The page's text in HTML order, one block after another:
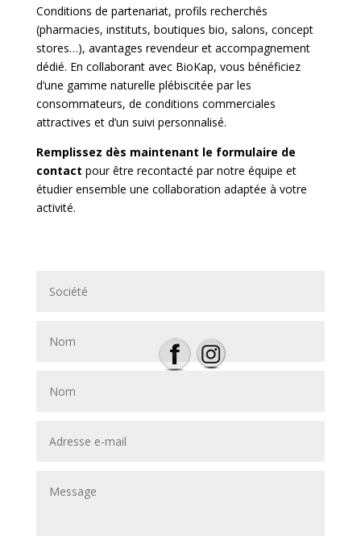
Conditions de partenariat, profils recherchés
(pharmacies, instituts, boutiques bio, salons, concept
stores…), avantages revendeur et accompagnement
dédié. En collaborant avec BioKap, vous bénéficiez
d’une gamme naturelle plébiscitée par les
consommateurs, de conditions commerciales
attractives et d’un suivi personnalisé.
Remplissez dès maintenant le formulaire de
contact pour être recontacté par notre équipe et
étudier ensemble une collaboration adaptée à votre
activité.